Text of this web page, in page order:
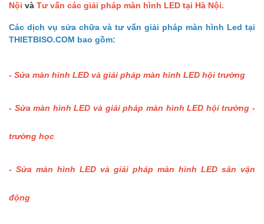
Nội và Tư vấn các giải pháp màn hình LED tại Hà Nội.
Các dịch vụ sửa chữa và tư vấn giải pháp màn hình Led tại
THIETBISO.COM bao gồm:
- Sửa màn hình LED và giải pháp màn hình LED hội trường
- Sửa màn hình LED và giải pháp màn hình LED hội trường -
trường học
- Sửa màn hình LED và giải pháp màn hình LED sân vận
động